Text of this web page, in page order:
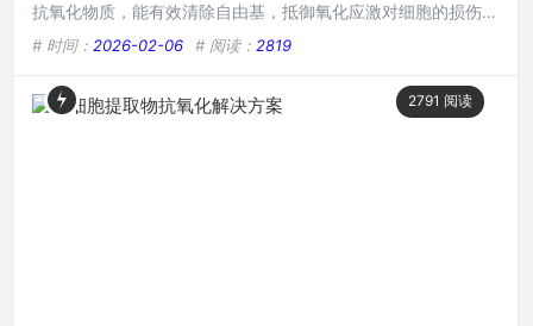
抗氧化物质，能有效清除自由基，抵御氧化应激对细胞的损伤，
研究发现其可增强皮肤抗氧化能力，改善肌肤老化状况，在护肤
品、保健品等抗氧化产品开发中展现出广阔前景，有望为人们提
供更优质的抗氧化解决方案。在当今追求健康与美丽的时代,抗
氧化成为了热门话题，人们越来越关注如何延缓衰老、抵御自由
# 时间： 2026-02-06 # 阅读： 2819
2791 阅读